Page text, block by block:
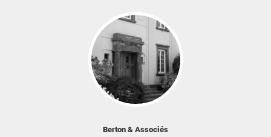
Berton & Associés